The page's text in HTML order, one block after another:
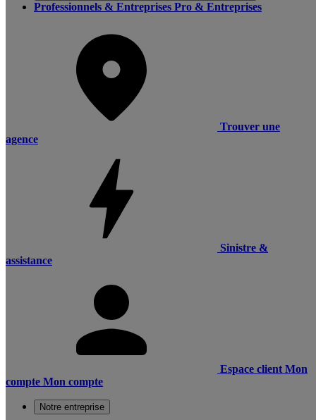
Professionnels & Entreprises Pro & Entreprises
Trouver une
agence
Sinistre &
assistance
Espace client Mon
compte Mon compte
Notre entreprise